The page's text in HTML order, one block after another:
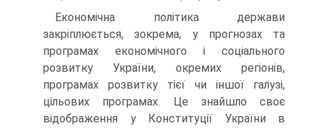
Економічна політика держави
закріплюється, зокрема, у прогнозах та
програмах економічного і соціального
розвитку України, окремих регіонів,
програмах розвитку тієї чи іншої галузі,
цільових програмах. Це знайшло своє
відображення у Конституції України в